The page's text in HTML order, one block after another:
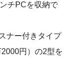
チPCを収納で
ナー付きタイプ
円）の2型を